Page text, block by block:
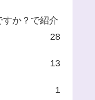
か？で紹介
28
13
1